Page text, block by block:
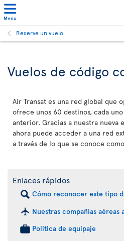
Menu
Reserve un vuelo
Vuelos de código
Air Transat es una red global que
ofrece unos 60 destinos, cada
anterior. Gracias a nuestra nueva
ahora puede acceder a una red
a través de lo que se conoce
Enlaces rápidos
Cómo reconocer este tipo
Nuestras compañías aéreas
Política de equipaje